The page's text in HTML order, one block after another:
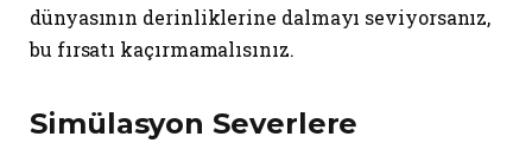
dünyasının derinliklerine dalmayı seviyorsanız,
bu fırsatı kaçırmamalısınız.
Simülasyon Severlere